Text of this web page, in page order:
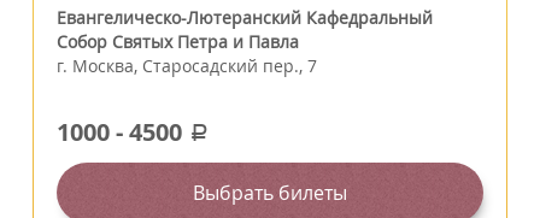
Евангелическо-Лютеранский Кафедральный
Собор Святых Петра и Павла
г. Москва, Старосадский пер., 7
1000-4500 a
Выбрать билеты